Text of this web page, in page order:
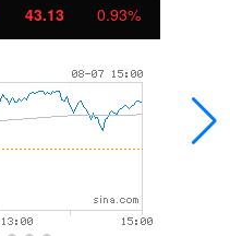
北证50